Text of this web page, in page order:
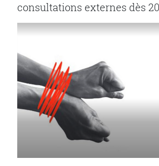
consultations externes dès